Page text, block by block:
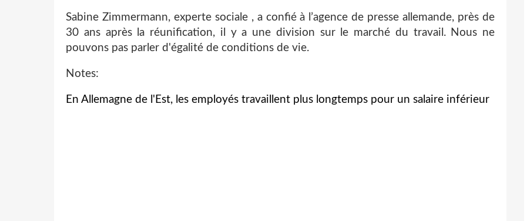
Sabine Zimmermann, experte sociale , a confié à l’agence de presse allemande, près de
30 ans après la réunification, il y a une division sur le marché du travail. Nous ne
pouvons pas parler d'égalité de conditions de vie.
Notes:
En Allemagne de l'Est, les employés travaillent plus longtemps pour un salaire inférieur